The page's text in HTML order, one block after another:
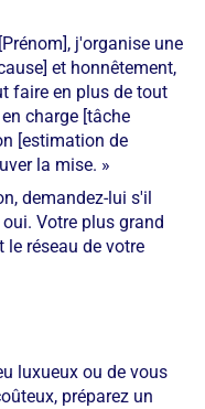
j'organise une
et honnêtement,
faire en plus de tout
charge [tâche
[estimation de
la mise. »
demandez-lui s'il
Votre plus grand
réseau de votre
luxueux ou de vous
préparez un